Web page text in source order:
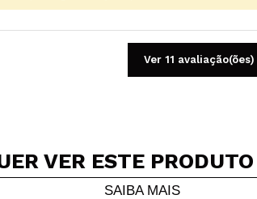
um vídeo ou uma foto
pode ser o primeiro. Imagine isso...
Ver 11
VER ESTE
SAIBA MAIS